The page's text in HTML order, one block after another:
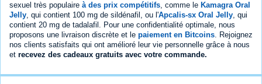
sexuel très populaire à des prix compétitifs, comme le Kamagra Oral
Jelly, qui contient 100 mg de sildénafil, ou l'Apcalis-sx Oral Jelly, qui
contient 20 mg de tadalafil. Pour une confidentialité optimale, nous
proposons une livraison discrète et le paiement en Bitcoins. Rejoignez
nos clients satisfaits qui ont amélioré leur vie personnelle grâce à nous
et recevez des cadeaux gratuits avec votre commande.